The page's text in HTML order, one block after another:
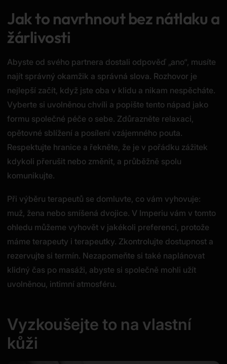
Jak to navrhnout bez nátlaku a
žárlivosti
Abyste od svého partnera dostali odpověď „ano“, musíte
najít správný okamžik a správná slova. Rozhovor je
nejlepší začít, když jste oba v klidu a nikam nespěcháte.
Vyberte si uvolněnou chvíli a popište tento nápad jako
formu společné péče o sebe. Zdůrazněte relaxaci,
opětovné sblížení a posílení vzájemného pouta.
Respektujte hranice a řekněte, že je v pořádku zážitek
kdykoli přerušit nebo změnit, a průběžně spolu
komunikujte.
Při výběru terapeutů se domluvte, co vám vyhovuje:
muž, žena nebo smíšená dvojice. V Imperiu vám v tomto
ohledu můžeme vyhovět v jakékoli preferenci, protože
máme terapeuty i terapeutky. Zkontrolujte dostupnost a
rezervujte si termín. Nezapomeňte si také naplánovat
klidný čas po masáži, abyste si společně mohli užít
uvolněnou, intimní atmosféru.
Vyzkoušejte to na vlastní
kůži